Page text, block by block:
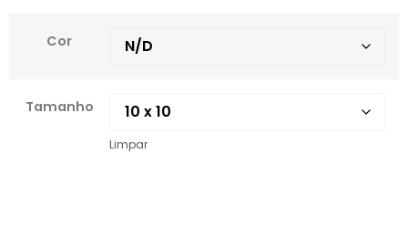
Cor
Tamanho
Limpar